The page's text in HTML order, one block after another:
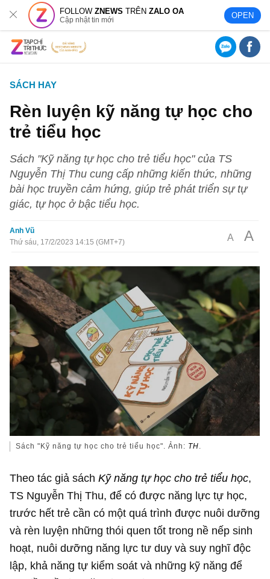
FOLLOWZNEWS TRÊNZALO OA
Cập nhật tin mới OPEN
SÁCH HAY
Rèn luyện kỹ năng tự học cho
trẻ tiểu học
Sách "Kỹ năng tự học cho trẻ tiểu học" của TS
Nguyễn Thị Thu cung cấp những kiến thức, những
bài học truyền cảm hứng, giúp trẻ phát triển sự tự
giác, tự học ở bậc tiểu học.
Anh Vũ
Thứ sáu, 17/2/2023 14:15 (GMT+7)
A A
Sách "Kỹ năng tự học cho trẻ tiểu học". Ảnh: TH.
Theo tác giả sáchKỹ năng tự học cho trẻ tiểu học,
TS Nguyễn Thị Thu, để có được năng lực tự học,
trước hết trẻ cần có một quá trình được nuôi dưỡng
và rèn luyện những thói quen tốt trong nề nếp sinh
hoạt, nuôi dưỡng năng lực tư duy và suy nghĩ độc
lập, khả năng tự kiểm soát và những kỹ năng để